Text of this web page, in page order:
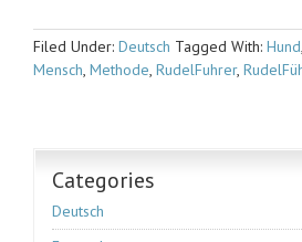
Filed Under: Deutsch Tagged With: Hund,
Mensch, Methode, RudelFuhrer,
Categories
Deutsch